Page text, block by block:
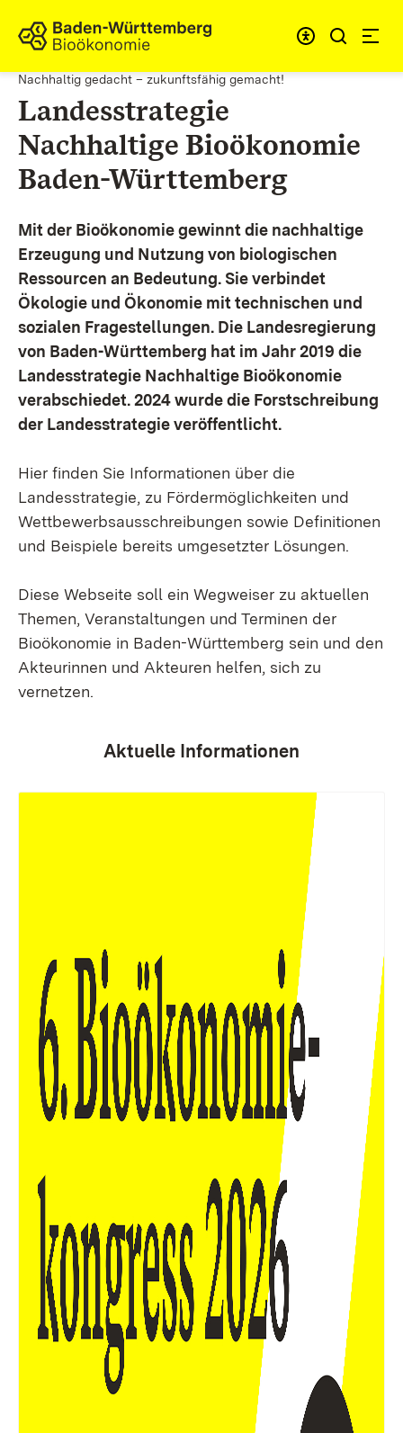
Zum Inhalt springen
Link zur Startseite
Nachhaltig gedacht – zukunftsfähig gemacht!
Landesstrategie
Nachhaltige Bioökonomie
Baden-Württemberg
Mit der Bioökonomie gewinnt die nachhaltige
Erzeugung und Nutzung von biologischen
Ressourcen an Bedeutung. Sie verbindet
Ökologie und Ökonomie mit technischen und
sozialen Fragestellungen. Die Landesregierung
von Baden-Württemberg hat im Jahr 2019 die
Landesstrategie Nachhaltige Bioökonomie
verabschiedet. 2024 wurde die Forstschreibung
der Landesstrategie veröffentlicht.
Hier finden Sie Informationen über die
Landesstrategie, zu Fördermöglichkeiten und
Wettbewerbsausschreibungen sowie Definitionen
und Beispiele bereits umgesetzter Lösungen.
Diese Webseite soll ein Wegweiser zu aktuellen
Themen, Veranstaltungen und Terminen der
Bioökonomie in Baden-Württemberg sein und den
Akteurinnen und Akteuren helfen, sich zu
vernetzen.
Aktuelle Informationen